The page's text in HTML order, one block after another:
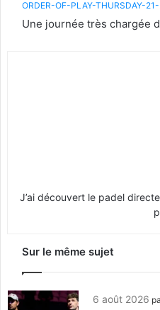
ORDER-OF-PLAY-THURSDAY-
Une journée très chargée
J’ai découvert le padel
Sur le même sujet
6 août 2026